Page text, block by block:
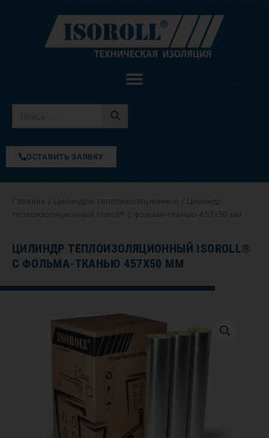
содержимому
ОСТАВИТЬ ЗАЯВКУ
Главная Цилиндры теплоизоляционные / Цилиндр
теплоизоляционный Isoroll® с фольма-тканью 457х50 мм
ЦИЛИНДР ТЕПЛОИЗОЛЯЦИОННЫЙ ISOROLL®
С ФОЛЬМА-ТКАНЬЮ 457Х50 ММ